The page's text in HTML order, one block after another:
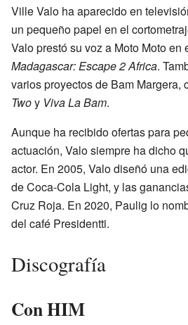
Ville Valo ha aparecido en
un pequeño papel en el
Valo prestó su voz a Moto Moto
Madagascar: Escape 2 Africa.
varios proyectos de Bam Margera,
Twoy Viva La Bam.
Aunque ha recibido ofertas para
actuación, Valo siempre ha dicho
actor. En 2005, Valo diseñó una
de Coca-Cola Light, y las
Cruz Roja. En 2020, Paulig lo
del café Presidentti.
Discografía
Con HIM